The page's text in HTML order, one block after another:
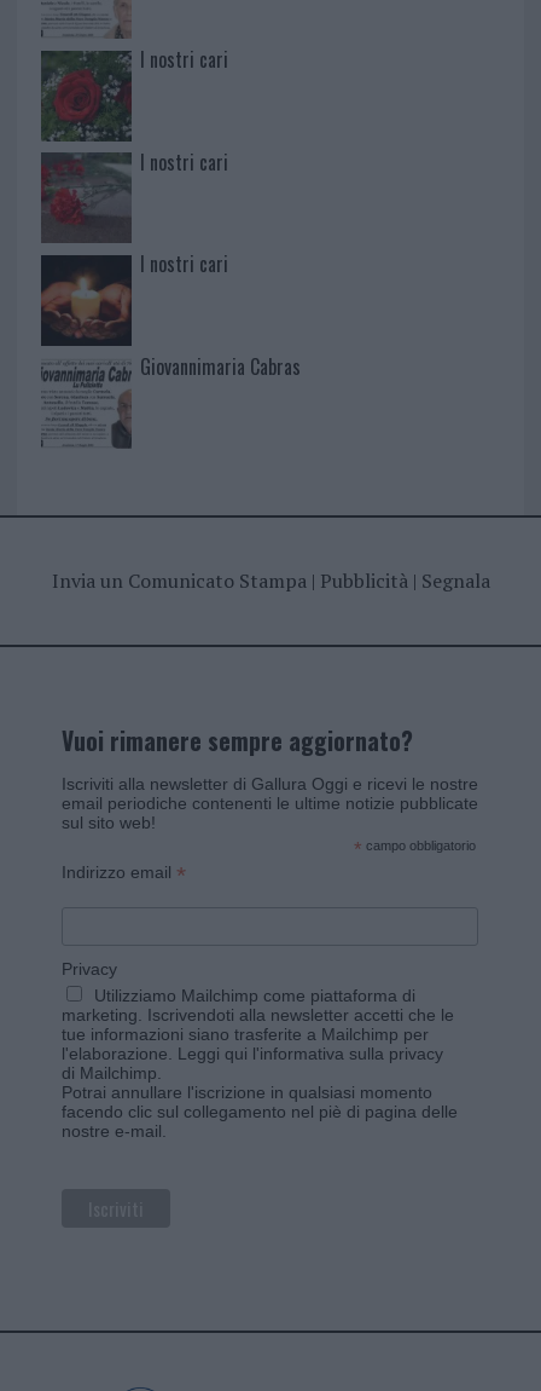
I nostri cari
I nostri cari
I nostri cari
Giovannimaria Cabras
Invia un Comunicato Stampa| Pubblicità| Segnala
Vuoi rimanere sempre aggiornato?
Iscriviti alla newsletter di Gallura Oggi e ricevi le nostre
email periodiche contenenti le ultime notizie pubblicate
sul sito web!
* campo obbligatorio
Indirizzo email *
Privacy
Utilizziamo Mailchimp come piattaforma di
marketing. Iscrivendoti alla newsletter accetti che le
tue informazioni siano trasferite a Mailchimp per
l'elaborazione. Leggi qui l'informativa sulla privacy
di Mailchimp
Potrai annullare l'iscrizione in qualsiasi momento
facendo clic sul collegamento nel piè di pagina delle
nostre e-mail.